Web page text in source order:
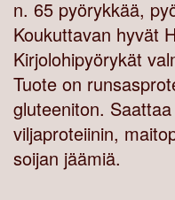
n. 65 pyörykkää,
Koukuttavan hyvät
Kirjolohipyörykät
Tuote on
gluteeniton.
viljaproteiinin,
soijan jäämiä.